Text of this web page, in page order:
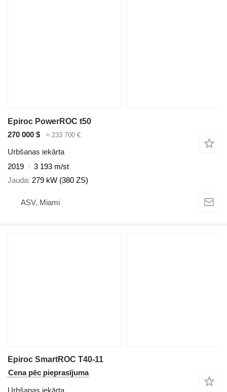
Epiroc PowerROC t50
270 000 $
≈ 233 700 €
Urbšanas iekārta
2019
3 193 m/st
Jauda 279 kW (380 ZS)
ASV, Miami
Epiroc SmartROC T40-11
Cena pēc pieprasījuma
Urbšanas iekārta